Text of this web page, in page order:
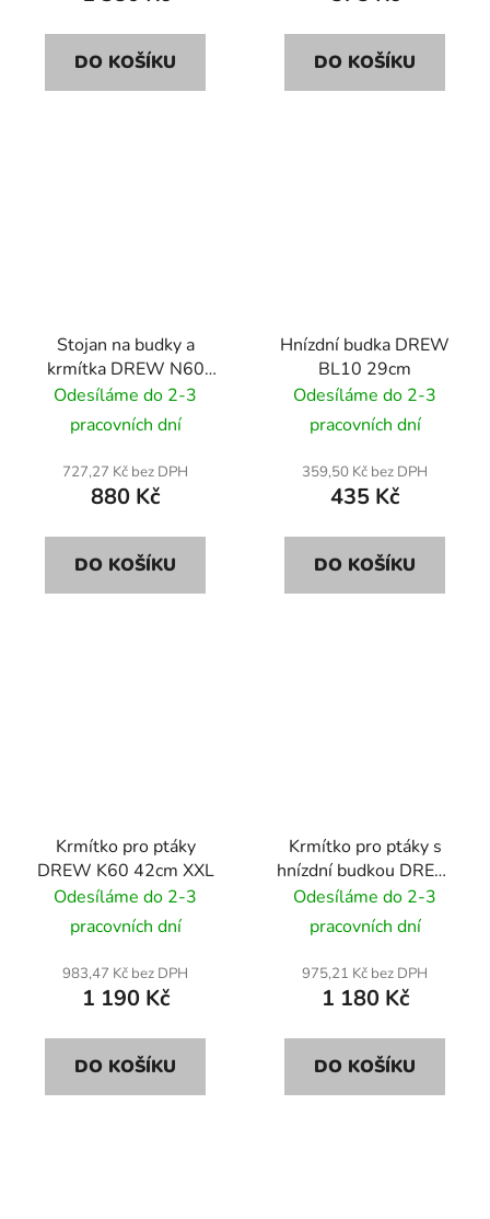
DO KOŠÍKU DO KOŠÍKU
Stojan na budky a
krmítka DREW N60
120cm
Odesíláme do 2-3
pracovních dní
727,27 Kč bez DPH
880 Kč
DO KOŠÍKU
Hnízdní budka DREW
BL10 29cm
Odesíláme do 2-3
pracovních dní
359,50 Kč bez DPH
435 Kč
DO KOŠÍKU
Krmítko pro ptáky
DREW K60 42cm XXL
Odesíláme do 2-3
pracovních dní
983,47 Kč bez DPH
1 190 Kč
DO KOŠÍKU
Krmítko pro ptáky s
hnízdní budkou DREW
KLB50 38cm
Odesíláme do 2-3
pracovních dní
975,21 Kč bez DPH
1 180 Kč
DO KOŠÍKU